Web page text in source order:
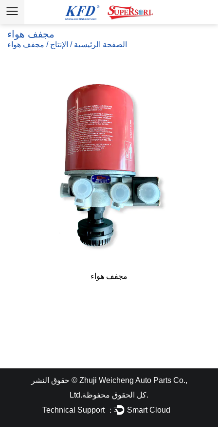
مجفف هواء
الصفحة الرئيسية / الإنتاج / مجفف هواء
مجفف هواء
حقوق النشر © Zhuji Weicheng Auto Parts Co.,
Ltd.
كل الحقوق محفوظة.
Technical Support ： Smart Cloud